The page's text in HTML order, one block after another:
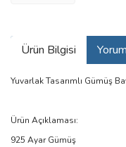
Ürün Bilgisi
Yuvarlak Tasarımlı Gümüş
Ürün Açıklaması:
925 Ayar Gümüş